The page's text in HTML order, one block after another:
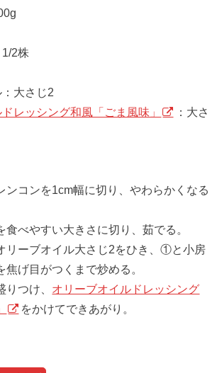
2株
大さじ2
レッシング和風「ごま風味」
：大さ
コンを1cm幅に切り、やわらかくなる
べやすい大きさに切り、茹でる。
リーブオイル大さじ2をひき、①と小房
焦げ目がつくまで炒める。
つけ、 オリーブオイルドレッシング
をかけてできあがり。